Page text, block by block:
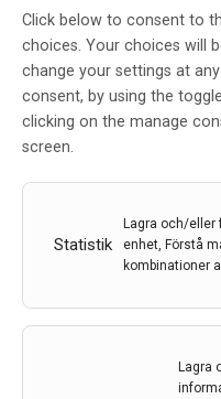
Click below to consent to
choices. Your choices will
change your settings at
consent, by using the
clicking on the manage
screen.
Statistik
Lagra och/eller
enhet, Förstå
kombinationer
Lagra
demens
AvForte
För en demenssjuk kan
Ny forskning visar att
mätning av